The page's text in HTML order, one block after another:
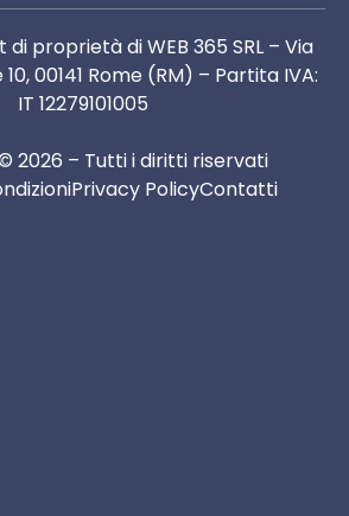
proprietà di WEB 365 SRL – Via
00141 Rome (RM) – Partita IVA:
IT 12279101005
2026 – Tutti i diritti riservati
Privacy PolicyContatti